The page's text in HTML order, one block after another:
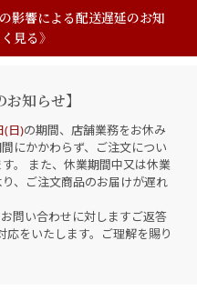
影響による配送遅延のお知
見る》
お知らせ】
(日)の期間、店舗業務をお休み
にかかわらず、ご注文につい
。 また、休業期間中又は休業
、ご注文商品のお届けが遅れ
問い合わせに対しますご返答
応をいたします。ご理解を賜り